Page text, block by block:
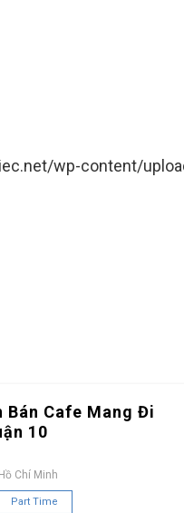
wp-content/
Bán Cafe Mang Đi
10
Chí Minh
Part Time